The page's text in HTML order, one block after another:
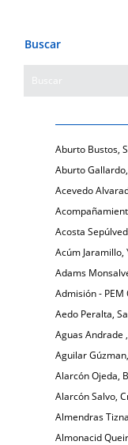
Buscar
Aburto Bustos,
Aburto
Acevedo
Acosta
Acúm Jaramillo,
Adams
Admisión - PEM
Aedo Peralta,
Aguas Andrade
Aguilar
Alarcón Ojeda,
Alarcón Salvo,
Almendras
Almonacid